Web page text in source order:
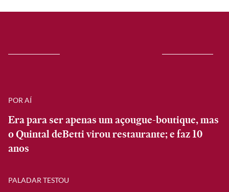
POR AÍ
Era para ser apenas um açougue-boutique, mas
o Quintal deBetti virou restaurante; e faz 10
anos
PALADAR TESTOU